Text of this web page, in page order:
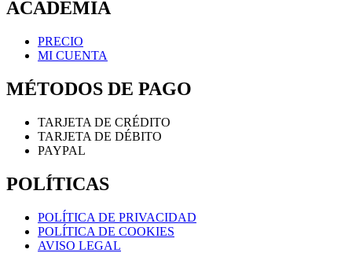
ACADEMIA
PRECIO
MI CUENTA
MÉTODOS DE PAGO
TARJETA DE CRÉDITO
TARJETA DE DÉBITO
PAYPAL
POLÍTICAS
POLÍTICA DE PRIVACIDAD
POLÍTICA DE COOKIES
AVISO LEGAL